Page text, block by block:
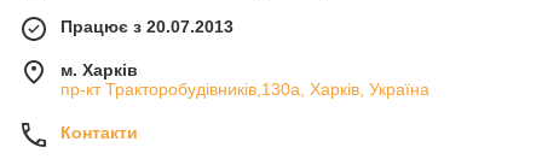
Працює з 20.07.2013
м. Харків
пр-кт Тракторобудівників,130а, Харків, Україна
Контакти